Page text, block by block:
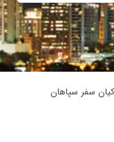
سفر سپاهان